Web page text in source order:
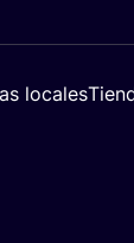
locales